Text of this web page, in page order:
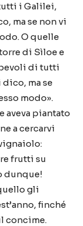
i Galilei,
ma se non vi
O quelle
di Sìloe e
di tutti
ma se
modo».
aveva piantato
a cercarvi
frutti su
dunque!
gli
finché
concime.